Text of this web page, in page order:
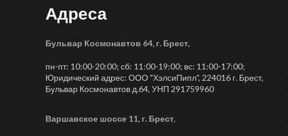
Адреса
Бульвар Космонавтов 64, г. Брест,
пн-пт: 10:00-20:00; сб: 11:00-19:00; вс: 11:00-17:00;
Юридический адрес: ООО "ХэлсиПипл", 224016 г. Брест,
Бульвар Космонавтов д.64, УНП 291759960
Варшавское шоссе 11, г. Брест,